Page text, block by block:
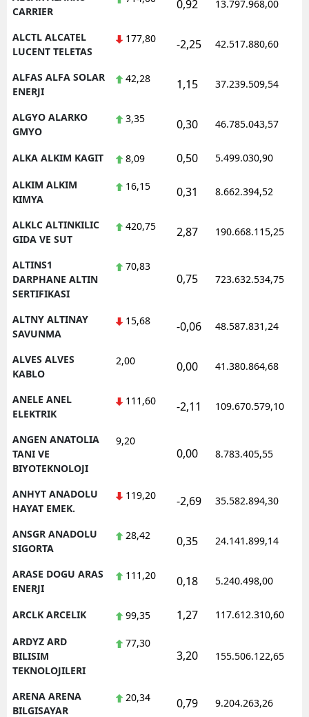
CARRIER
0,92 13.797.968,00
ALCTL ALCATEL
LUCENT TELETAS
177,80 -2,25 42.517.880,60
ALFAS ALFA SOLAR
ENERJI
42,28 1,15 37.239.509,54
ALGYO ALARKO
GMYO
3,35 0,30 46.785.043,57
ALKA ALKIM KAGIT 8,09 0,50 5.499.030,90
ALKIM ALKIM
KIMYA
16,15 0,31 8.662.394,52
ALKLC ALTINKILIC
GIDA VE SUT
420,75 2,87 190.668.115,25
ALTINS1
DARPHANE ALTIN
SERTIFIKASI
70,83
0,75 723.632.534,75
ALTNY ALTINAY
SAVUNMA
15,68 -0,06 48.587.831,24
ALVES ALVES
KABLO
2,00 0,00 41.380.864,68
ANELE ANEL
ELEKTRIK
111,60 -2,11 109.670.579,10
ANGEN ANATOLIA
TANI VE
BIYOTEKNOLOJI
9,20
0,00 8.783.405,55
ANHYT ANADOLU
HAYAT EMEK.
119,20 -2,69 35.582.894,30
ANSGR ANADOLU
SIGORTA
28,42 0,35 24.141.899,14
ARASE DOGU ARAS
ENERJI
111,20 0,18 5.240.498,00
ARCLK ARCELIK 99,35 1,27 117.612.310,60
ARDYZ ARD
BILISIM
TEKNOLOJILERI
77,30
3,20 155.506.122,65
ARENA ARENA
BILGISAYAR
20,34 0,79 9.204.263,26